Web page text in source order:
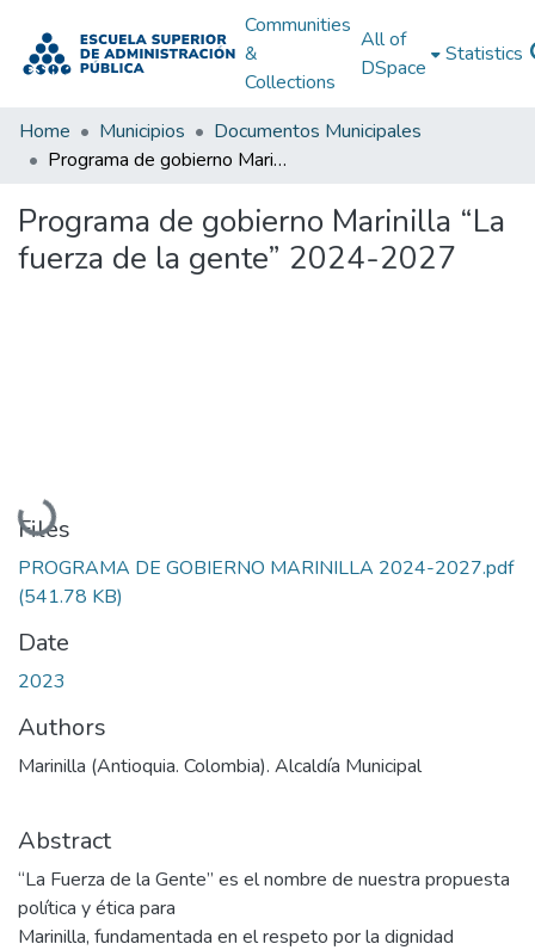
Communities
&
Collections
All of
DSpace
Statistics
Home Municipios
Documentos Municipales
Programa de gobierno Marinilla “La fuerza de la gente” 2024-2027
Programa de gobierno Marinilla “La
fuerza de la gente” 2024-2027
Loading...
Files
PROGRAMA DE GOBIERNO MARINILLA 2024-2027.pdf
(541.78 KB)
Date
2023
Authors
Marinilla (Antioquia. Colombia). Alcaldía Municipal
Abstract
“La Fuerza de la Gente” es el nombre de nuestra propuesta
política y ética para
Marinilla, fundamentada en el respeto por la dignidad